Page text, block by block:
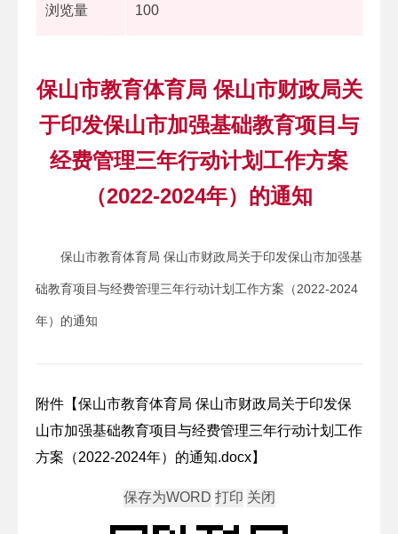
浏览量 100
保山市教育体育局 保山市财政局关
于印发保山市加强基础教育项目与
经费管理三年行动计划工作方案
（2022-2024年）的通知
保山市教育体育局 保山市财政局关于印发保山市加强基
础教育项目与经费管理三年行动计划工作方案（2022-2024
年）的通知
附件【保山市教育体育局 保山市财政局关于印发保
山市加强基础教育项目与经费管理三年行动计划工作
方案（2022-2024年）的通知.docx】